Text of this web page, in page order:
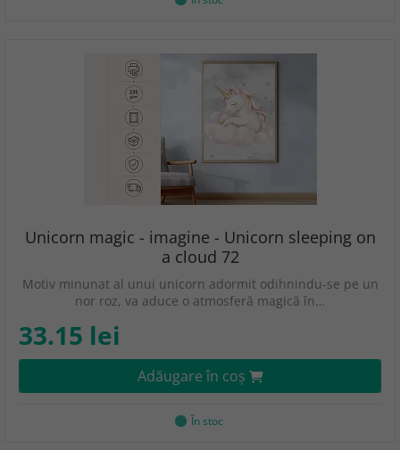
Unicorn magic - imagine - Unicorn sleeping on
a cloud 72
Motiv minunat al unui unicorn adormit odihnindu-se pe un
nor roz, va aduce o atmosferă magică în…
33.15 lei
Adăugare în coş
În stoc